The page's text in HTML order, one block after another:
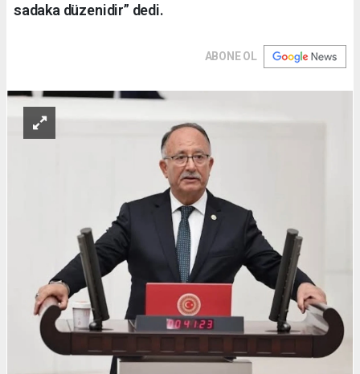
sadaka düzenidir” dedi.
ABONE OL